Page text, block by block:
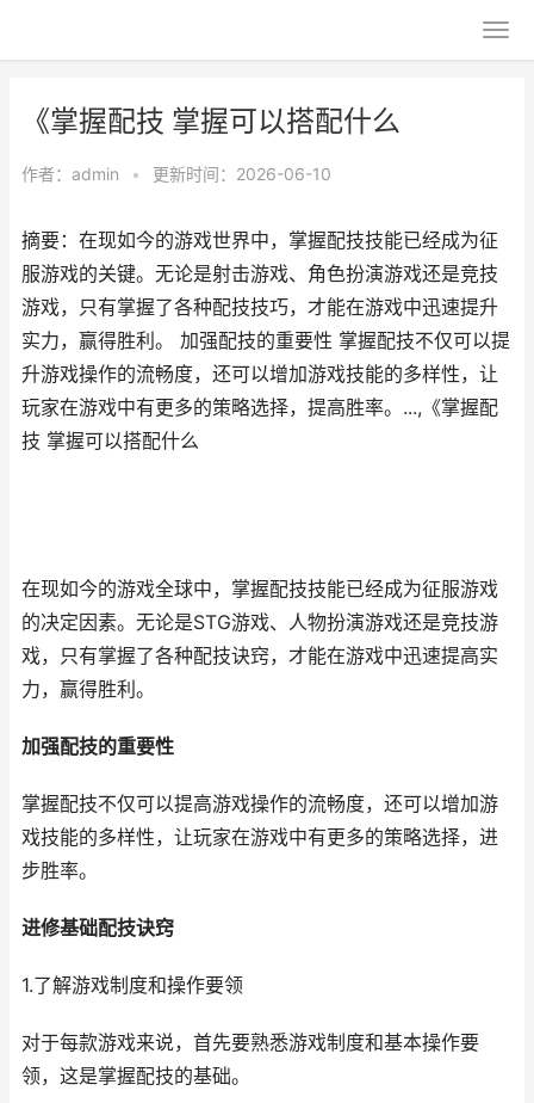
《掌握配技 掌握可以搭配什么
作者： admin • 更新时间：2026-06-10
摘要：在现如今的游戏世界中，掌握配技技能已经成为征
服游戏的关键。无论是射击游戏、角色扮演游戏还是竞技
游戏，只有掌握了各种配技技巧，才能在游戏中迅速提升
实力，赢得胜利。 加强配技的重要性 掌握配技不仅可以提
升游戏操作的流畅度，还可以增加游戏技能的多样性，让
玩家在游戏中有更多的策略选择，提高胜率。...,《掌握配
技 掌握可以搭配什么
在现如今的游戏全球中，掌握配技技能已经成为征服游戏
的决定因素。无论是STG游戏、人物扮演游戏还是竞技游
戏，只有掌握了各种配技诀窍，才能在游戏中迅速提高实
力，赢得胜利。
加强配技的重要性
掌握配技不仅可以提高游戏操作的流畅度，还可以增加游
戏技能的多样性，让玩家在游戏中有更多的策略选择，进
步胜率。
进修基础配技诀窍
1.了解游戏制度和操作要领
对于每款游戏来说，首先要熟悉游戏制度和基本操作要
领，这是掌握配技的基础。